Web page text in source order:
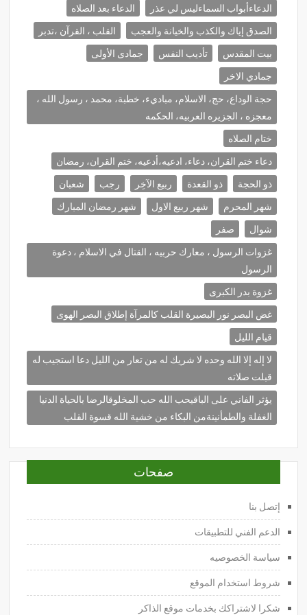
الدعاءأبواب السماءليس لي عذر
الدعاء بعد الصلاه
الصدق إياك والكذب والخيانة والعجب
القلب ، القرآن ،تدبر
بيت المقدس
تأديب النفس
جمادى الأولى
جمادي الاخر
حجة الوداع، حج، الاسلام، مباديء، خطبة، محمد ، رسول الله ،
معجزه ، الجزيره العربيه، الحكمه
ختام الصلاه
دعاء ختم القران، دعاء، ادعيه،أدعيه، ختم القران، رمضان
ذو الحجة
ذو القعدة ربيع الآخِر رجب
شعبان
شهر المحرم
شهر ربيع الاول
شهر رمضان المبارك
شوال
صفر
غزوات الرسول ، معارك حربيه ، القتال في الاسلام ، دعوة
الرسول
غزوة بدر الكبرى
غض البصر نور البصيرة القلب كالمرآة إطلاق البصر الهوى
قيام الليل
لا إله إلا الله وحده لا شريك له من تعار من الليل دعا استجيب له
قبلت صلاته
يؤثر الفاني على الباقيحب الله حب المخلوقالرضا بالحياة الدنيا
الغفلة والطمأنينةمن البكاء من خشية الله قسوة القلب
صفحات
إتصل بنا
الدعم الفني للتطبيقات
سياسة الخصوصيه
شروط استخدام الموقع
شكرا لاشتراكك بخدمات موقع الذاكر